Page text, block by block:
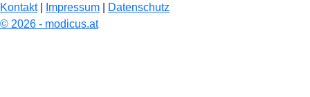
Kontakt| Impressum
Datenschutz
© 2026 - modicus.at